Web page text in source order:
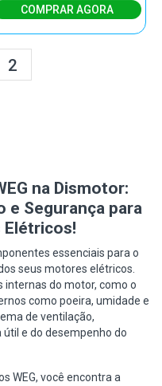
2
na Dismotor:
e Segurança para
essenciais para o
seus motores elétricos.
internas do motor, como o
como poeira, umidade e
de ventilação,
e do desempenho do
WEG, você encontra a